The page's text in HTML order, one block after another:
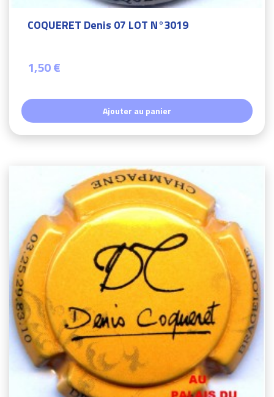
COQUERET Denis 07 LOT N°3019
1,50 €
Ajouter au panier